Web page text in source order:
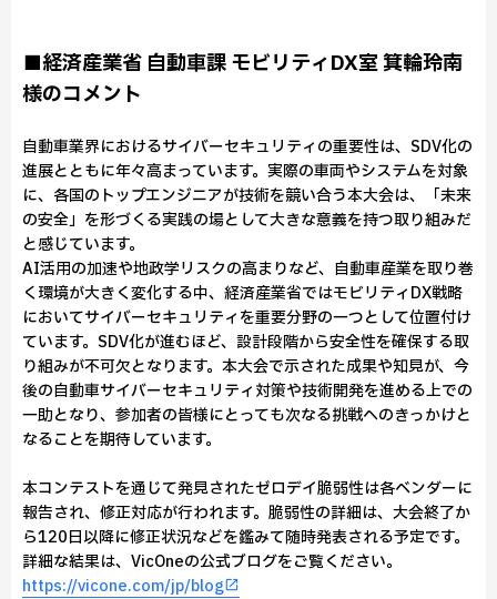
■経済産業省 自動車課 モビリティDX室 箕輪玲南
様のコメント
自動車業界におけるサイバーセキュリティの重要性は、SDV化の
進展とともに年々高まっています。実際の車両やシステムを対象
に、各国のトップエンジニアが技術を競い合う本大会は、「未来
の安全」を形づくる実践の場として大きな意義を持つ取り組みだ
と感じています。
AI活用の加速や地政学リスクの高まりなど、自動車産業を取り巻
く環境が大きく変化する中、経済産業省ではモビリティDX戦略
においてサイバーセキュリティを重要分野の一つとして位置付け
ています。SDV化が進むほど、設計段階から安全性を確保する取
り組みが不可欠となります。本大会で示された成果や知見が、今
後の自動車サイバーセキュリティ対策や技術開発を進める上での
一助となり、参加者の皆様にとっても次なる挑戦へのきっかけと
なることを期待しています。
本コンテストを通じて発見されたゼロデイ脆弱性は各ベンダーに
報告され、修正対応が行われます。脆弱性の詳細は、大会終了か
ら120日以降に修正状況などを鑑みて随時発表される予定です。
詳細な結果は、VicOneの公式ブログをご覧ください。
https://vicone.com/jp/blog